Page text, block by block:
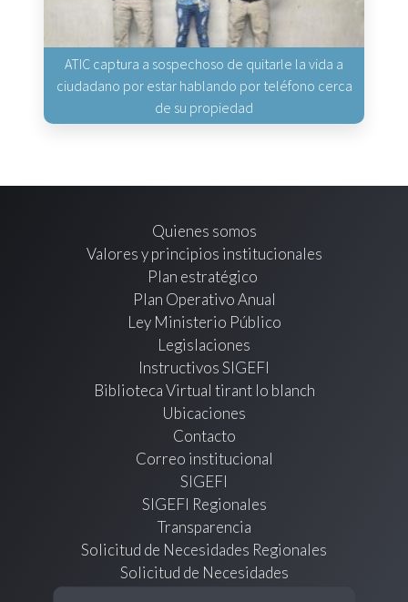
ATIC captura a sospechoso de quitarle la vida a
ciudadano por estar hablando por teléfono cerca
de su propiedad
Quienes somos
Valores y principios institucionales
Plan estratégico
Plan Operativo Anual
Ley Ministerio Público
Legislaciones
Instructivos SIGEFI
Biblioteca Virtual tirant lo blanch
Ubicaciones
Contacto
Correo institucional
SIGEFI
SIGEFI Regionales
Transparencia
Solicitud de Necesidades Regionales
Solicitud de Necesidades